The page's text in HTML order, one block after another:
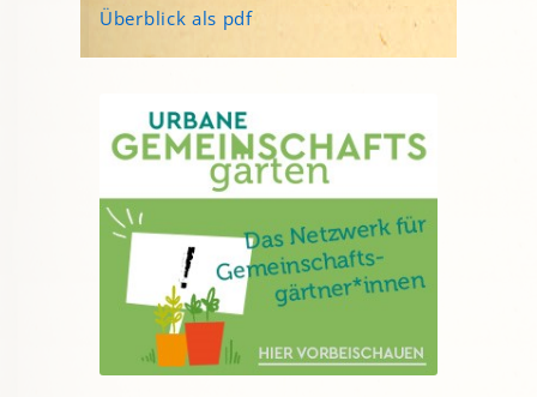
Überblick als pdf